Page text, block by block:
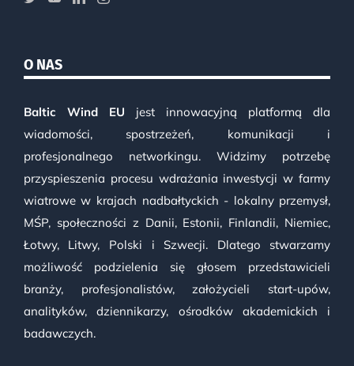
O NAS
Baltic Wind EU jest innowacyjną platformą dla
wiadomości, spostrzeżeń, komunikacji i
profesjonalnego networkingu. Widzimy potrzebę
przyspieszenia procesu wdrażania inwestycji w farmy
wiatrowe w krajach nadbałtyckich - lokalny przemysł,
MŚP, społeczności z Danii, Estonii, Finlandii, Niemiec,
Łotwy, Litwy, Polski i Szwecji. Dlatego stwarzamy
możliwość podzielenia się głosem przedstawicieli
branży, profesjonalistów, założycieli start-upów,
analityków, dziennikarzy, ośrodków akademickich i
badawczych.